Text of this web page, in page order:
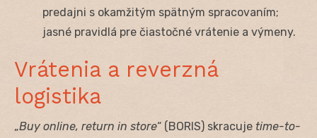
predajni s okamžitým spätným spracovaním;
jasné pravidlá pre čiastočné vrátenie a výmeny.
Vrátenia a reverzná
logistika
„Buy online, return in store“ (BORIS) skracuje time-to-